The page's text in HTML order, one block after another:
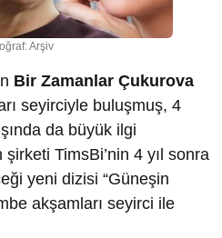
Arşiv
Bir Zamanlar Çukurova
seyirciyle buluşmuş, 4
da büyük ilgi
TimsBi’nin 4 yıl sonra
yeni dizisi “Güneşin
akşamları seyirci ile